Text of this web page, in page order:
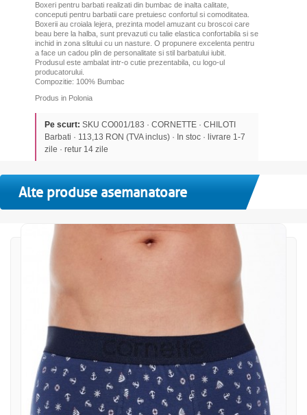
Boxeri pentru barbati realizati din bumbac de inalta calitate,
conceputi pentru barbatii care pretuiesc confortul si comoditatea.
Boxerii au croiala lejera, prezinta model amuzant cu broscoi care
beau bere la halba, sunt prevazuti cu talie elastica confortabila si se
inchid in zona slitului cu un nasture. O propunere excelenta pentru
a face un cadou plin de personalitate si stil barbatului iubit.
Produsul este ambalat intr-o cutie prezentabila, cu logo-ul
producatorului.
Compozitie: 100% Bumbac
Produs in Polonia
Pe scurt: SKU CO001/183 · CORNETTE · CHILOTI
Barbati · 113,13 RON (TVA inclus) · In stoc · livrare 1-7
zile · retur 14 zile
Alte produse asemanatoare